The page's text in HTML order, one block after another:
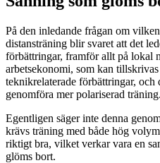
På den inledande frågan om
distansträning blir svaret att det
förbättringar, framför allt på lokal
arbetsekonomi, som kan
teknikrelaterade förbättringar, och
genomföra mer polariserad träning.
Egentligen säger inte denna
krävs träning med både hög
riktigt bra, vilket verkar vara en
glöms bort.